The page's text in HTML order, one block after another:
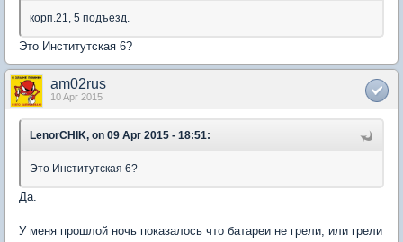
корп.21, 5 подъезд.
Это Институтская 6?
am02rus
10 Apr 2015
LenorCHIK, on 09 Apr 2015 - 18:51:
Это Институтская 6?
Да.
У меня прошлой ночь показалось что батареи не грели, или грели